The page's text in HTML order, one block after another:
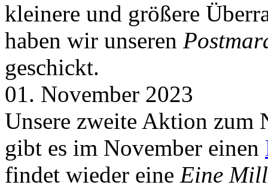
kleinere und größere
haben wir unseren
geschickt.
01. November 2023
Unsere zweite Aktion zum
gibt es im November einen
findet wieder eine Eine